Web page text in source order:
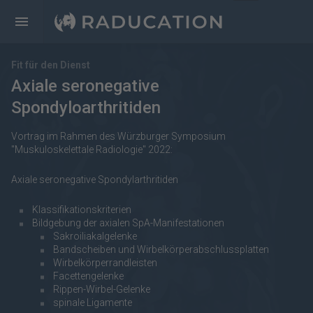
Fit für den Dienst
Axiale seronegative
Spondyloarthritiden
Vortrag im Rahmen des Würzburger Symposium
"Muskuloskelettale Radiologie" 2022:
Axiale seronegative Spondylarthritiden
Klassifikationskriterien
Bildgebung der axialen SpA-Manifestationen
Sakroiliakalgelenke
Bandscheiben und Wirbelkörperabschlussplatten
Wirbelkörperrandleisten
Facettengelenke
Rippen-Wirbel-Gelenke
spinale Ligamente